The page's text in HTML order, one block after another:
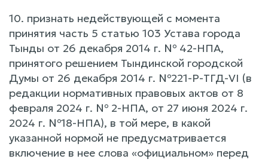
10. признать недействующей с момента
принятия часть 5 статью 103 Устава города
Тынды от 26 декабря 2014 г. № 42-НПА,
принятого решением Тындинской городской
Думы от 26 декабря 2014 г. №221-Р-ТГД-VI (в
редакции нормативных правовых актов от 8
февраля 2024 г. № 2-НПА, от 27 июня 2024 г.
2024 г. №18-НПА), в той мере, в какой
указанной нормой не предусматривается
включение в нее слова «официальном» перед